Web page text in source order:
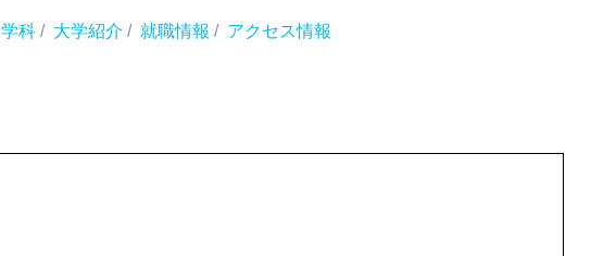
科/ 大学紹介 / 就職情報 / アクセス情報